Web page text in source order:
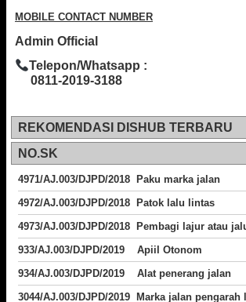
MOBILE CONTACT NUMBER
Admin Official
Telepon/Whatsapp :
0811-2019-3188
REKOMENDASI DISHUB TERBARU
NO.SK
4971/AJ.003/DJPD/2018 Paku marka jalan
4972/AJ.003/DJPD/2018 Patok lalu lintas
4973/AJ.003/DJPD/2018
Pembagi lajur atau
933/AJ.003/DJPD/2019 Apiil Otonom
934/AJ.003/DJPD/2019 Alat penerang jalan
3044/AJ.003/DJPD/2019 Marka jalan pengarah